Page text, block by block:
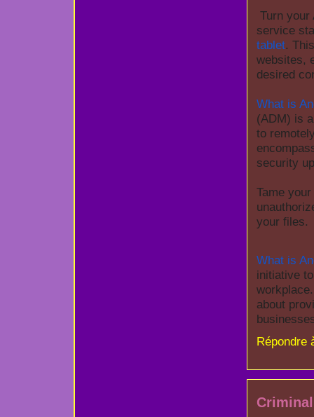
Turn your
service
tablet.
websites,
desired
What is
(ADM) is
to
security
Tame
your files. ️
What is
initiative
about
Répondre